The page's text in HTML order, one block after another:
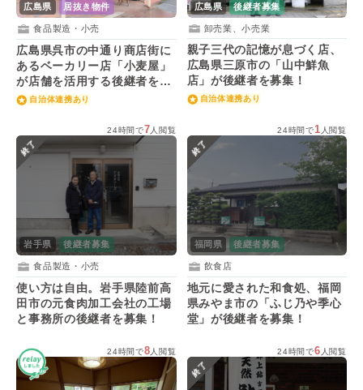
広島県 居抜き物件
食品製造・小売
広島県呉市の中通り商店街に
あるベーカリー店「小麦屋」
が店舗を活用する後継者を募
集！自治体連携あり
広島県 後継者募集
卸売業、小売業
親子三代の記憶が息づく店、
広島県三原市の「山中鮮魚
店」が後継者を募集！
自治体連携あり
24時間で7 人閲覧
終了
岩手県 後継者募集
食品製造・小売
使い方は自由。岩手県陸前高
田市の元食肉加工会社の工場
と事務所の後継者を募集！
24時間で1 人閲覧
終了
福岡県 後継者募集
飲食店
地元に愛された和食処、福岡
県みやま市の「ふじ乃や季心
堂」が後継者を募集！
24時間で8 人閲覧 24時間で6 人閲覧
終了